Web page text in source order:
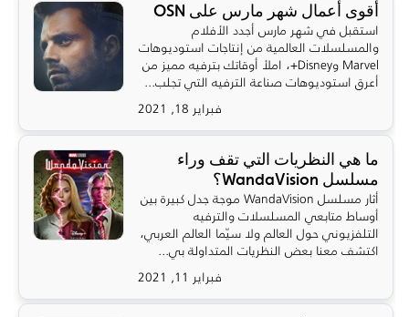
أقوى أعمال شهر مارس على OSN
استقبل في شهر مارس أجدد الأفلام
والمسلسلات العالمية من إنتاجات استوديوهات
Marvel وDisney+، املأ أوقاتك بترفيه مميز من
أعرق استوديوهات صناعة الترفيه التي تجلب...
فبراير 18, 2021
ما هي النظريات التي تقف وراء
مسلسل WandaVision؟
أثار مسلسل WandaVision موجة جدل كبيرة بين
أوساط متابعي المسلسلات والترفيه
التلفزيوني حول العالم ولا سيّما العالم العربي،
اكتشف معنا بعض النظريات المتداولة بي...
فبراير 11, 2021